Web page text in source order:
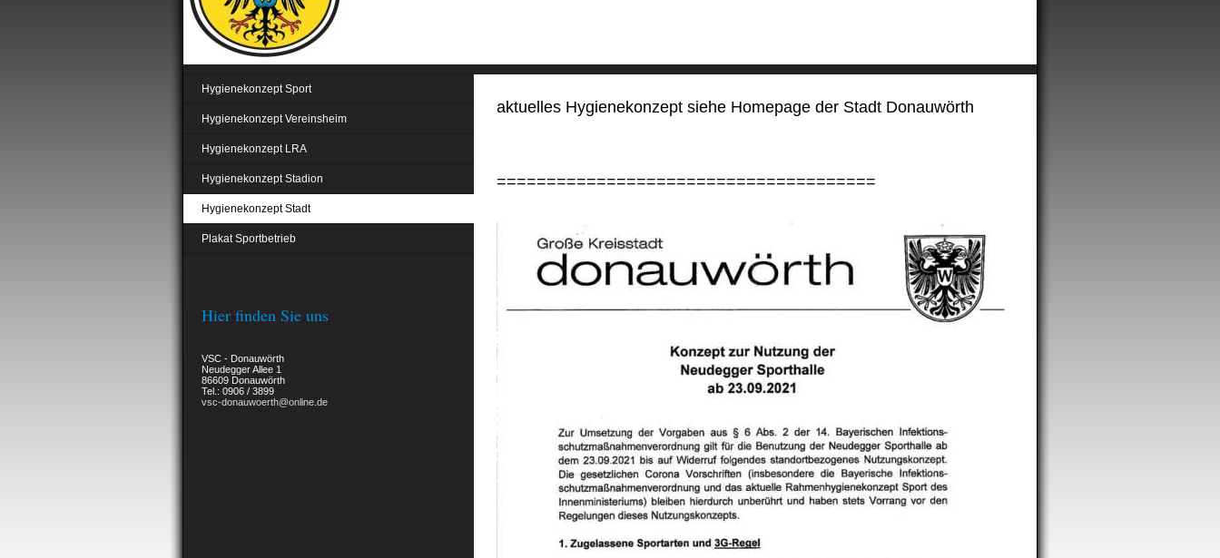
Hygienekonzept Sport
Hygienekonzept Vereinsheim
Hygienekonzept LRA
Hygienekonzept Stadion
Hygienekonzept Stadt
Plakat Sportbetrieb
Hier finden Sie uns
VSC - Donauwörth
Neudegger Allee 1
86609 Donauwörth
Tel.: 0906 / 3899
vsc-donauwoerth@online.de
aktuelles Hygienekonzept siehe Homepage der Stadt Donauwörth
======================================